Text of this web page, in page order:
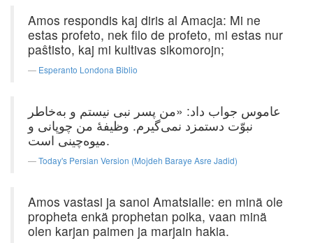
Amos respondis kaj diris al Amacja: Mi ne
estas profeto, nek filo de profeto, mi estas nur
paŝtisto, kaj mi kultivas sikomorojn;
Esperanto Londona Biblio
عاموس جواب داد: «من پسر نبی نیستم و به‌خاطر
نبوّت دستمزد نمی‌گیرم. وظیفهٔ من چوپانی و
میوه‌چینی است.
Today's Persian Version (Mojdeh Baraye Asre Jadid)
Amos vastasi ja sanoi Amatsialle: en minä ole
propheta enkä prophetan poika, vaan minä
olen karjan paimen ja marjain hakia.